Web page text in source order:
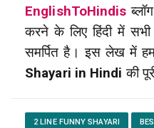
EnglishToHindis
करने के लिए हिंदी में
समर्पित है। इस लेख में
Shayari in Hindi की
2 LINE FUNNY SHAYARI